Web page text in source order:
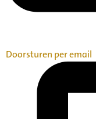
Doorsturen per email